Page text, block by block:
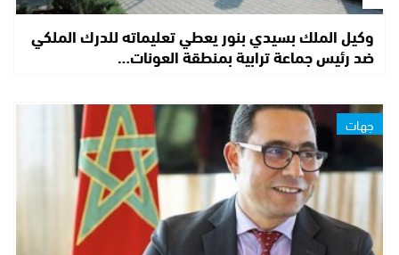
وكيل الملك بسيدي بنور يعطي تعليماته للدرك الملكي
ضد رئيس جماعة ترابية بمنطقة العونات…
جهات